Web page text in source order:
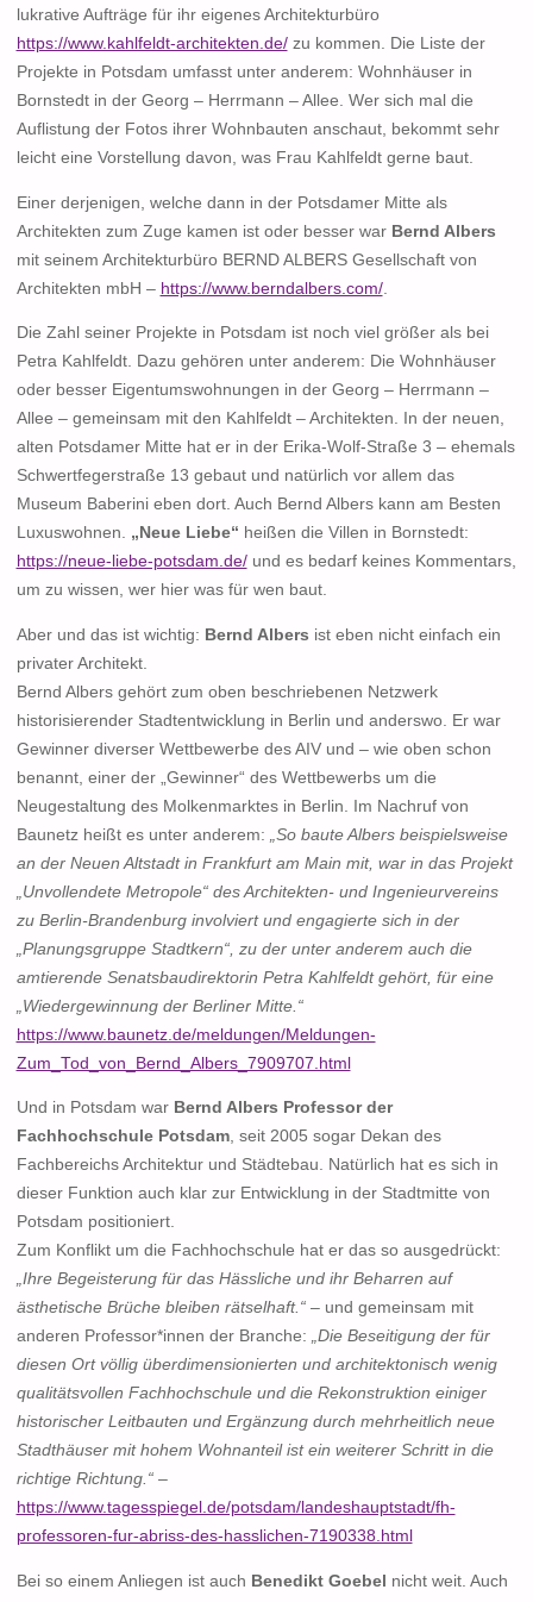
lukrative Aufträge für ihr eigenes Architekturbüro
https://www.kahlfeldt-architekten.de/zu kommen. Die Liste der
Projekte in Potsdam umfasst unter anderem: Wohnhäuser in
Bornstedt in der Georg – Herrmann – Allee. Wer sich mal die
Auflistung der Fotos ihrer Wohnbauten anschaut, bekommt sehr
leicht eine Vorstellung davon, was Frau Kahlfeldt gerne baut.
Einer derjenigen, welche dann in der Potsdamer Mitte als
Architekten zum Zuge kamen ist oder besser war Bernd Albers
mit seinem Architekturbüro BERND ALBERS Gesellschaft von
Architekten mbH – https://www.berndalbers.com/.
Die Zahl seiner Projekte in Potsdam ist noch viel größer als bei
Petra Kahlfeldt. Dazu gehören unter anderem: Die Wohnhäuser
oder besser Eigentumswohnungen in der Georg – Herrmann –
Allee – gemeinsam mit den Kahlfeldt – Architekten. In der neuen,
alten Potsdamer Mitte hat er in der Erika-Wolf-Straße 3 – ehemals
Schwertfegerstraße 13 gebaut und natürlich vor allem das
Museum Baberini eben dort. Auch Bernd Albers kann am Besten
Luxuswohnen. „Neue Liebe“ heißen die Villen in Bornstedt:
https://neue-liebe-potsdam.de/und es bedarf keines Kommentars,
um zu wissen, wer hier was für wen baut.
Aber und das ist wichtig: Bernd Albers ist eben nicht einfach ein
privater Architekt.
Bernd Albers gehört zum oben beschriebenen Netzwerk
historisierender Stadtentwicklung in Berlin und anderswo. Er war
Gewinner diverser Wettbewerbe des AIV und – wie oben schon
benannt, einer der „Gewinner“ des Wettbewerbs um die
Neugestaltung des Molkenmarktes in Berlin. Im Nachruf von
Baunetz heißt es unter anderem:
„So baute Albers beispielsweise
an der Neuen Altstadt in Frankfurt am Main mit, war in das Projekt
„Unvollendete Metropole“ des Architekten- und Ingenieurvereins
zu Berlin-Brandenburg involviert und engagierte sich in der
„Planungsgruppe Stadtkern“, zu der unter anderem auch die
amtierende Senatsbaudirektorin Petra Kahlfeldt gehört, für eine
„Wiedergewinnung der Berliner Mitte.“
https://www.baunetz.de/meldungen/Meldungen-
Zum_Tod_von_Bernd_Albers_7909707.html
Und in Potsdam war Bernd Albers Professor der
Fachhochschule Potsdam, seit 2005 sogar Dekan des
Fachbereichs Architektur und Städtebau. Natürlich hat es sich in
dieser Funktion auch klar zur Entwicklung in der Stadtmitte von
Potsdam positioniert.
Zum Konflikt um die Fachhochschule hat er das so ausgedrückt:
„Ihre Begeisterung für das Hässliche und ihr Beharren auf
ästhetische Brüche bleiben rätselhaft.“– und gemeinsam mit
anderen Professor*innen der Branche: „Die Beseitigung der für
diesen Ort völlig überdimensionierten und architektonisch wenig
qualitätsvollen Fachhochschule und die Rekonstruktion einiger
historischer Leitbauten und Ergänzung durch mehrheitlich neue
Stadthäuser mit hohem Wohnanteil ist ein weiterer Schritt in die
richtige Richtung.“ –
https://www.tagesspiegel.de/potsdam/landeshauptstadt/fh-
professoren-fur-abriss-des-hasslichen-7190338.html
Bei so einem Anliegen ist auch Benedikt Goebel nicht weit. Auch